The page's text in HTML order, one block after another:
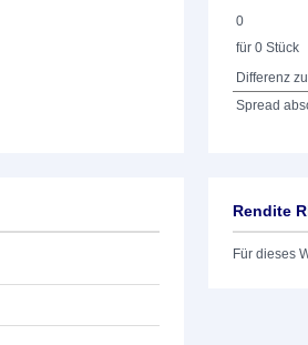
0
für 0 Stück
Differenz
Spread
Rendite
Für dieses